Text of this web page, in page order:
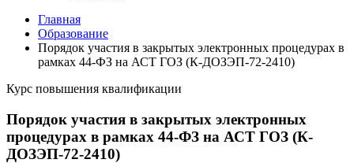
Главная
Образование
Порядок участия в закрытых электронных процедурах в
рамках 44-ФЗ на АСТ ГОЗ (К-ДОЗЭП-72-2410)
Курс повышения квалификации
Порядок участия в закрытых электронных
процедурах в рамках 44-ФЗ на АСТ ГОЗ (К-
ДОЗЭП-72-2410)